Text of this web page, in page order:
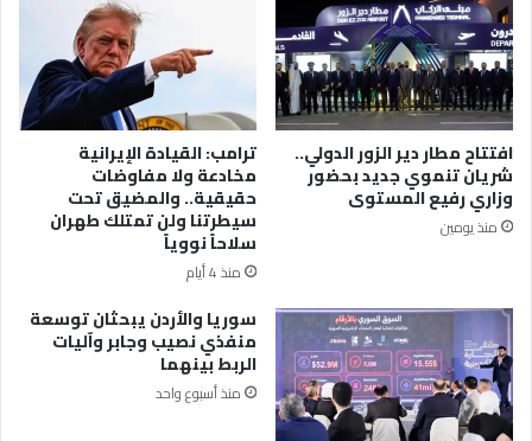
افتتاح مطار دير الزور الدولي..
شريان تنموي جديد بحضور
وزاري رفيع المستوى
منذ يومين
ترامب: القيادة الإيرانية
مخادعة ولا مفاوضات
حقيقية.. والمضيق تحت
سيطرتنا ولن تمتلك طهران
سلاحاً نووياً
منذ 4 أيام
سوريا والأردن يبحثان توسعة
منفذي نصيب وجابر وآليات
الربط بينهما
منذ أسبوع واحد